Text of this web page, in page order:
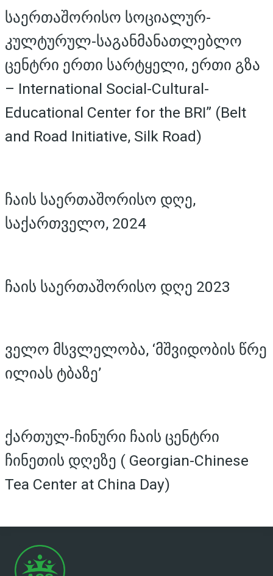
საერთაშორისო სოციალურ-
კულტურულ-საგანმანათლებლო
ცენტრი ერთი სარტყელი, ერთი გზა
– International Social-Cultural-
Educational Center for the BRI” (Belt
and Road Initiative, Silk Road)
ჩაის საერთაშორისო დღე,
საქართველო, 2024
ჩაის საერთაშორისო დღე 2023
ველო მსვლელობა, ‘მშვიდობის წრე
ილიას ტბაზე’
ქართულ-ჩინური ჩაის ცენტრი
ჩინეთის დღეზე ( Georgian-Chinese
Tea Center at China Day)